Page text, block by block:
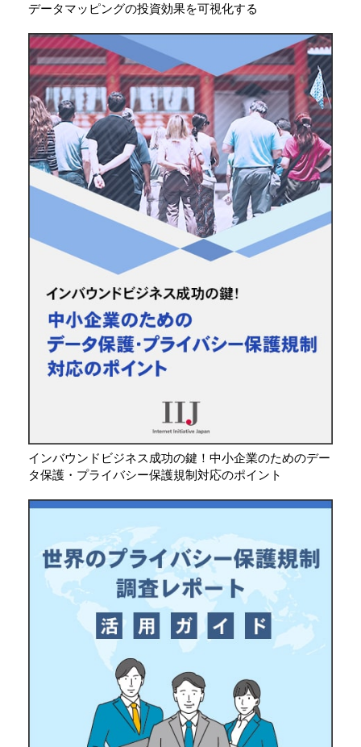
データマッピングの投資効果を可視化する
インバウンドビジネス成功の鍵！中小企業のためのデー
タ保護・プライバシー保護規制対応のポイント